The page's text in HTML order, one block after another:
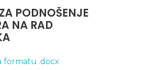
PODNOŠENJE
NA RAD
formatu .docx